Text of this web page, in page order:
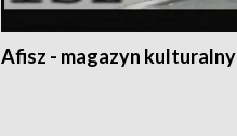
Afisz - magazyn kulturalny